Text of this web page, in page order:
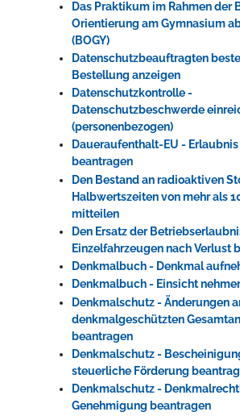
Das Praktikum im Rahmen der
Orientierung am Gymnasium
(BOGY)
Datenschutzbeauftragten
Bestellung anzeigen
Datenschutzkontrolle -
Datenschutzbeschwerde
(personenbezogen)
Daueraufenthalt-EU - Erlaubnis
beantragen
Den Bestand an radioaktiven
Halbwertszeiten von mehr als
mitteilen
Den Ersatz der
Einzelfahrzeugen nach Verlust
Denkmalbuch - Denkmal
Denkmalbuch - Einsicht
Denkmalschutz - Änderungen
denkmalgeschützten
beantragen
Denkmalschutz -
steuerliche Förderung
Denkmalschutz -
Genehmigung beantragen